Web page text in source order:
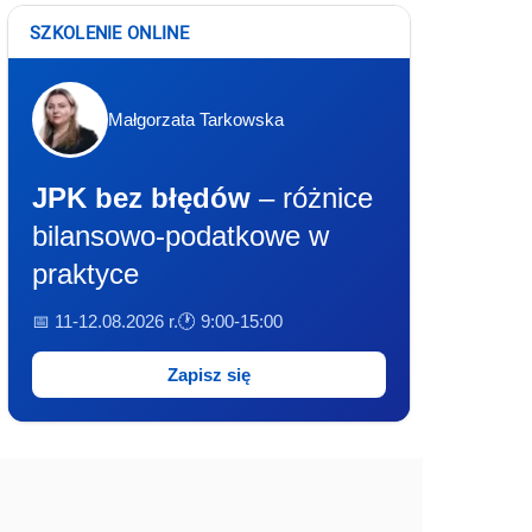
SZKOLENIE ONLINE
Małgorzata Tarkowska
JPK bez błędów – różnice
bilansowo-podatkowe w
praktyce
📅 11-12.08.2026 r.🕐 9:00-15:00
Zapisz się